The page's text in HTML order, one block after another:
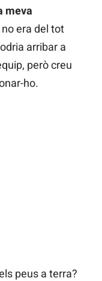
meva
no era del tot
arribar a
però creu
ho.
peus a terra?